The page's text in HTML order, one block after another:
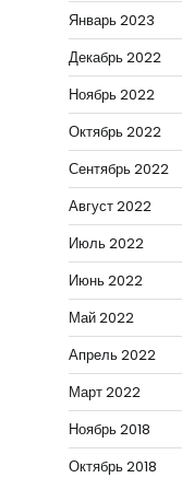
Январь 2023
Декабрь 2022
Ноябрь 2022
Октябрь 2022
Сентябрь 2022
Август 2022
Июль 2022
Июнь 2022
Май 2022
Апрель 2022
Март 2022
Ноябрь 2018
Октябрь 2018